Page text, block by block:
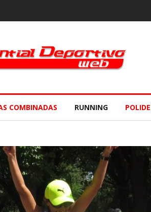
COMBINADAS RUNNING